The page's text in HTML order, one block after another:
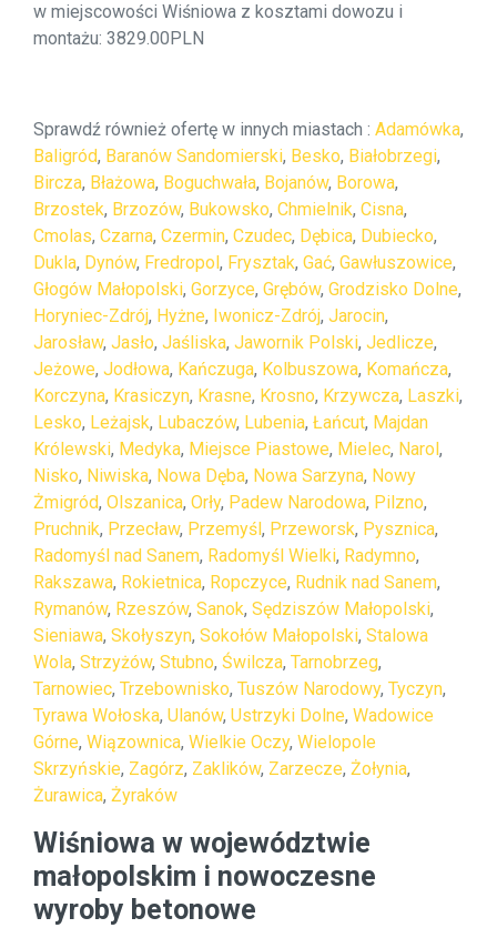
w miejscowości Wiśniowa z kosztami dowozu i
montażu: 3829.00PLN
Sprawdź również ofertę w innych miastach : Adamówka,
Baligród, Baranów Sandomierski, Besko, Białobrzegi,
Bircza, Błażowa, Boguchwała, Bojanów, Borowa,
Brzostek, Brzozów, Bukowsko, Chmielnik, Cisna,
Cmolas, Czarna, Czermin, Czudec, Dębica, Dubiecko,
Dukla, Dynów, Fredropol, Frysztak, Gać, Gawłuszowice,
Głogów Małopolski, Gorzyce, Grębów, Grodzisko Dolne,
Horyniec-Zdrój, Hyżne, Iwonicz-Zdrój, Jarocin,
Jarosław, Jasło, Jaśliska, Jawornik Polski, Jedlicze,
Jeżowe, Jodłowa, Kańczuga, Kolbuszowa, Komańcza,
Korczyna, Krasiczyn, Krasne, Krosno, Krzywcza, Laszki,
Lesko, Leżajsk, Lubaczów, Lubenia, Łańcut, Majdan
Królewski, Medyka, Miejsce Piastowe, Mielec, Narol,
Nisko, Niwiska, Nowa Dęba, Nowa Sarzyna, Nowy
Żmigród, Olszanica, Orły, Padew Narodowa, Pilzno,
Pruchnik, Przecław, Przemyśl, Przeworsk, Pysznica,
Radomyśl nad Sanem, Radomyśl Wielki, Radymno,
Rakszawa, Rokietnica, Ropczyce, Rudnik nad Sanem,
Rymanów, Rzeszów, Sanok, Sędziszów Małopolski,
Sieniawa, Skołyszyn, Sokołów Małopolski, Stalowa
Wola, Strzyżów, Stubno, Świlcza, Tarnobrzeg,
Tarnowiec, Trzebownisko, Tuszów Narodowy, Tyczyn,
Tyrawa Wołoska, Ulanów, Ustrzyki Dolne, Wadowice
Górne, Wiązownica, Wielkie Oczy, Wielopole
Skrzyńskie, Zagórz, Zaklików, Zarzecze, Żołynia,
Żurawica, Żyraków
Wiśniowa w województwie
małopolskim i nowoczesne
wyroby betonowe